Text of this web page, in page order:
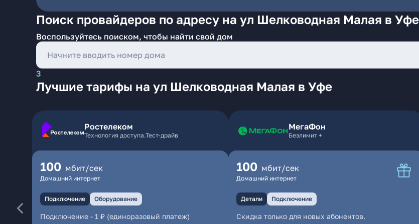
Поиск провайдеров по адресу на ул Шелководная Малая в Уфе
Воспользуйтесь поиском, чтобы найти свой дом
3
Лучшие тарифы на ул Шелководная Малая в Уфе
Ростелеком
Технология доступа.Тест-драйв
100 мбит/сек
Домашний интернет
Подключение Оборудование
Подключение - 1 ₽ (единоразовый платеж)
МегаФон
Безлимит +
100 мбит/сек
Домашний интернет
Детали Подключение
Скидка только для новых абонентов.